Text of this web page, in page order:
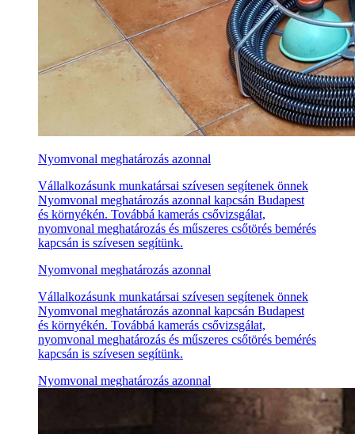
Nyomvonal meghatározás azonnal
Vállalkozásunk munkatársai szívesen segítenek önnek
Nyomvonal meghatározás azonnal kapcsán Budapest
és környékén. Továbbá kamerás csővizsgálat,
nyomvonal meghatározás és műszeres csőtörés bemérés
kapcsán is szívesen segítünk.
Nyomvonal meghatározás azonnal
Vállalkozásunk munkatársai szívesen segítenek önnek
Nyomvonal meghatározás azonnal kapcsán Budapest
és környékén. Továbbá kamerás csővizsgálat,
nyomvonal meghatározás és műszeres csőtörés bemérés
kapcsán is szívesen segítünk.
Nyomvonal meghatározás azonnal